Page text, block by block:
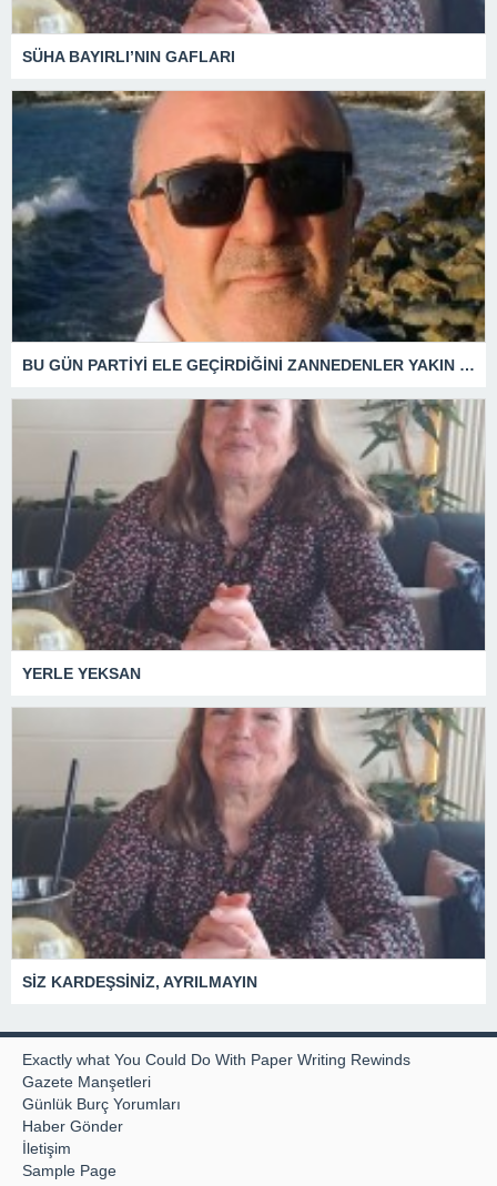
SÜHA BAYIRLI’NIN GAFLARI
BU GÜN PARTİYİ ELE GEÇİRDİĞİNİ ZANNEDENLER YAKIN BİR GELECEKTE SİYASETİN ÇÖPLÜĞÜNDE YERİNİ ALACAKTIR
YERLE YEKSAN
SİZ KARDEŞSİNİZ, AYRILMAYIN
Exactly what You Could Do With Paper Writing Rewinds
Gazete Manşetleri
Günlük Burç Yorumları
Haber Gönder
İletişim
Sample Page